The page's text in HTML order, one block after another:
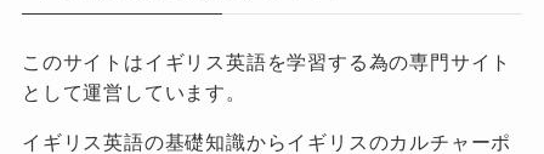
このサイトはイギリス英語を学習する為の専門サイト
として運営しています。
イギリス英語の基礎知識からイギリスのカルチャーポ